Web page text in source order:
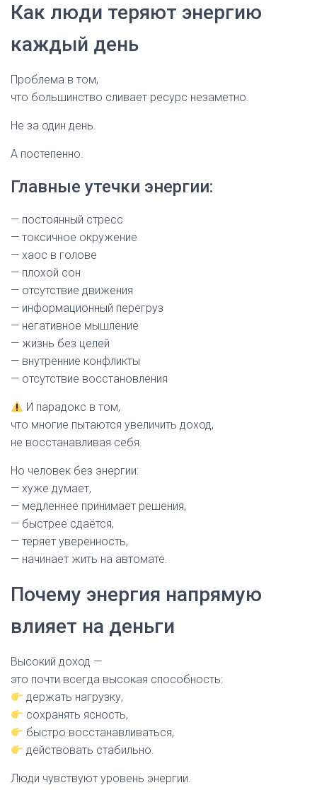
Как люди теряют энергию
каждый день
Проблема в том,
что большинство сливает ресурс незаметно.
Не за один день.
А постепенно.
Главные утечки энергии:
— постоянный стресс
— токсичное окружение
— хаос в голове
— плохой сон
— отсутствие движения
— информационный перегруз
— негативное мышление
— жизнь без целей
— внутренние конфликты
— отсутствие восстановления
И парадокс в том,
что многие пытаются увеличить доход,
не восстанавливая себя.
Но человек без энергии:
— хуже думает,
— медленнее принимает решения,
— быстрее сдаётся,
— теряет уверенность,
— начинает жить на автомате.
Почему энергия напрямую
влияет на деньги
Высокий доход —
это почти всегда высокая способность:
держать нагрузку,
сохранять ясность,
быстро восстанавливаться,
действовать стабильно.
Люди чувствуют уровень энергии.